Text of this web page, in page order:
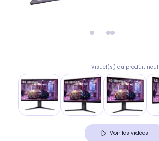
Visuel(s) du produit neuf
Voir les vidéos